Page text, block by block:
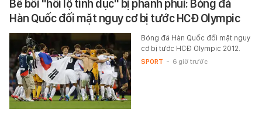
Bê bối "hối lộ tình dục" bị phanh phui: Bóng đá
Hàn Quốc đối mặt nguy cơ bị tước HCĐ Olympic
Bóng đá Hàn Quốc đối mặt nguy
cơ bị tước HCĐ Olympic 2012.
SPORT - 6 giờ trước